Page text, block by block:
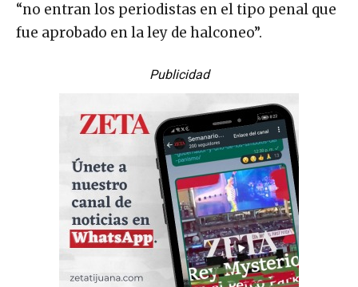
“no entran los periodistas en el tipo penal que
fue aprobado en la ley de halconeo”.
Publicidad